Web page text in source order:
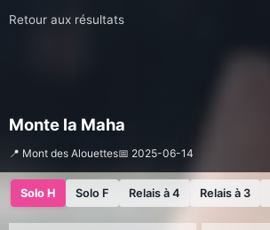
Retour aux résultats
Monte la Maha
📍 Mont des Alouettes📅 2025-06-14
Solo H Solo F Relais à 4 Relais à 3